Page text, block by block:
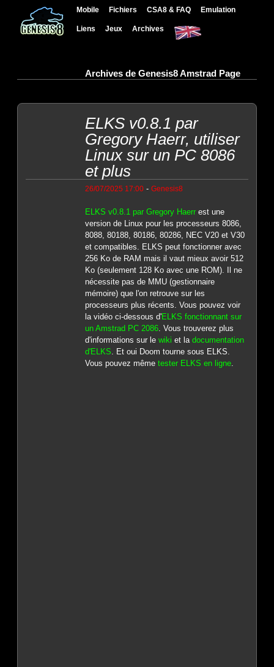
Mobile Fichiers CSA8 & FAQ Emulation
Liens Jeux Archives
Archives de Genesis8 Amstrad Page
ELKS v0.8.1 par
Gregory Haerr, utiliser
Linux sur un PC 8086
et plus
26/07/2025 17:00- Genesis8
ELKS v0.8.1 par Gregory Haerrest une
version de Linux pour les processeurs 8086,
8088, 80188, 80186, 80286, NEC V20 et V30
et compatibles. ELKS peut fonctionner avec
256 Ko de RAM mais il vaut mieux avoir 512
Ko (seulement 128 Ko avec une ROM). Il ne
nécessite pas de MMU (gestionnaire
mémoire) que l'on retrouve sur les
processeurs plus récents. Vous pouvez voir
la vidéo ci-dessous d'ELKS fonctionnant sur
un Amstrad PC 2086. Vous trouverez plus
d'informations sur le wiki et la documentation
d'ELKS . Et oui Doom tourne sous ELKS.
Vous pouvez même tester ELKS en ligne.